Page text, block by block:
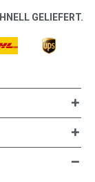
GELIEFERT.